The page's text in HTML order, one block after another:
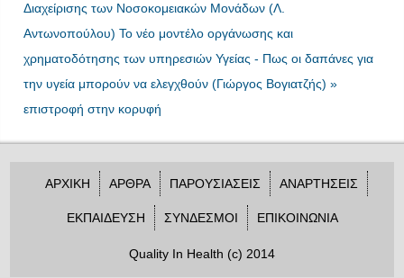
Διαχείρισης των Νοσοκομειακών Μονάδων (Λ.
Αντωνοπούλου) Το νέο μοντέλο οργάνωσης και
χρηματοδότησης των υπηρεσιών Υγείας - Πως οι δαπάνες για
την υγεία μπορούν να ελεγχθούν (Γιώργος Βογιατζής) »
επιστροφή στην κορυφή
ΑΡΧΙΚΗ ΑΡΘΡΑ ΠΑΡΟΥΣΙΑΣΕΙΣ ΑΝΑΡΤΗΣΕΙΣ
ΕΚΠΑΙΔΕΥΣΗ ΣΥΝΔΕΣΜΟΙ ΕΠΙΚΟΙΝΩΝΙΑ
Quality In Health (c) 2014